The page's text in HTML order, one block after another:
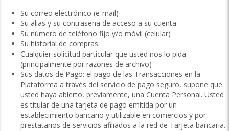
Su correo electrónico (e-mail)
Su alias y su contraseña de acceso a su cuenta
Su número de teléfono fijo y/o móvil (celular)
Su historial de compras
Cualquier solicitud particular que usted nos lo pida
(principalmente por razones de archivo)
Sus datos de Pago: el pago de las Transacciones en la
Plataforma a través del servicio de pago seguro, supone que
usted haya abierto, previamente, una Cuenta Personal. Usted
es titular de una tarjeta de pago emitida por un
establecimiento bancario y utilizable en comercios y por
prestatarios de servicios afiliados a la red de Tarjeta bancaria.